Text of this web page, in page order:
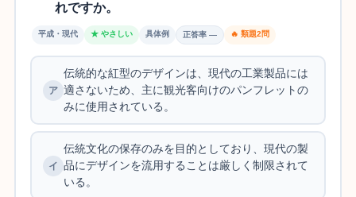
れですか。
平成・現代 ★ やさしい 具体例 正答率 — 🔥 類題2問
伝統的な紅型のデザインは、現代の工業製品には
適さないため、主に観光客向けのパンフレットの
みに使用されている。
伝統文化の保存のみを目的としており、現代の製
品にデザインを流用することは厳しく制限されて
いる。